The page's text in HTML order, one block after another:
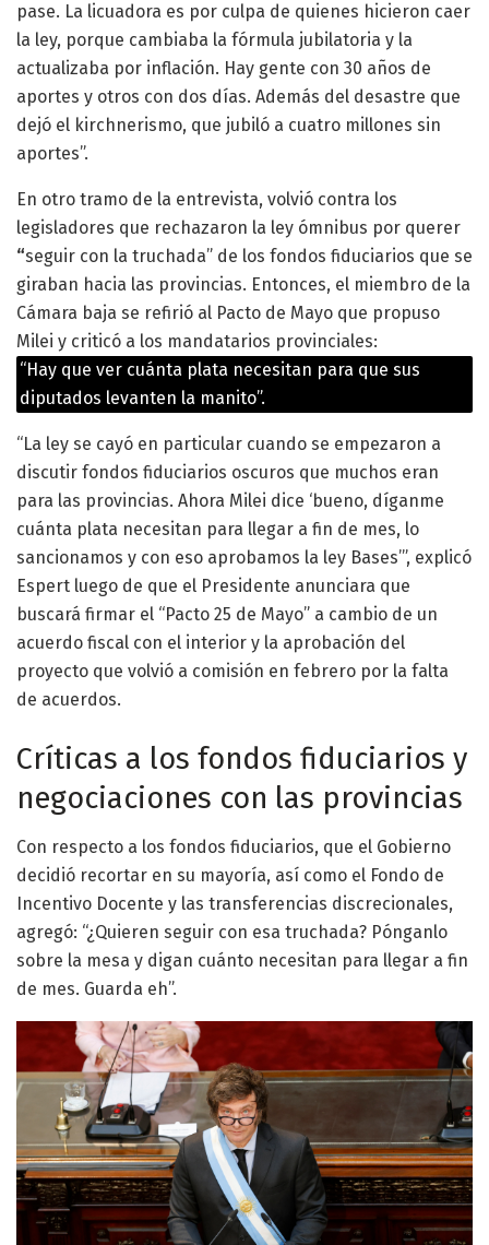
pase. La licuadora es por culpa de quienes hicieron caer
la ley, porque cambiaba la fórmula jubilatoria y la
actualizaba por inflación. Hay gente con 30 años de
aportes y otros con dos días. Además del desastre que
dejó el kirchnerismo, que jubiló a cuatro millones sin
aportes”.
En otro tramo de la entrevista, volvió contra los
legisladores que rechazaron la ley ómnibus por querer
“seguir con la truchada” de los fondos fiduciarios que se
giraban hacia las provincias. Entonces, el miembro de la
Cámara baja se refirió al Pacto de Mayo que propuso
Milei y criticó a los mandatarios provinciales:
“Hay que ver cuánta plata necesitan para que sus
diputados levanten la manito”.
“La ley se cayó en particular cuando se empezaron a
discutir fondos fiduciarios oscuros que muchos eran
para las provincias. Ahora Milei dice ‘bueno, díganme
cuánta plata necesitan para llegar a fin de mes, lo
sancionamos y con eso aprobamos la ley Bases’”, explicó
Espert luego de que el Presidente anunciara que
buscará firmar el “Pacto 25 de Mayo” a cambio de un
acuerdo fiscal con el interior y la aprobación del
proyecto que volvió a comisión en febrero por la falta
de acuerdos.
Críticas a los fondos fiduciarios y
negociaciones con las provincias
Con respecto a los fondos fiduciarios, que el Gobierno
decidió recortar en su mayoría, así como el Fondo de
Incentivo Docente y las transferencias discrecionales,
agregó: “¿Quieren seguir con esa truchada? Pónganlo
sobre la mesa y digan cuánto necesitan para llegar a fin
de mes. Guarda eh”.